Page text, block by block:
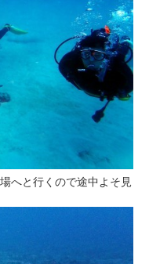
へと行くので途中よそ見